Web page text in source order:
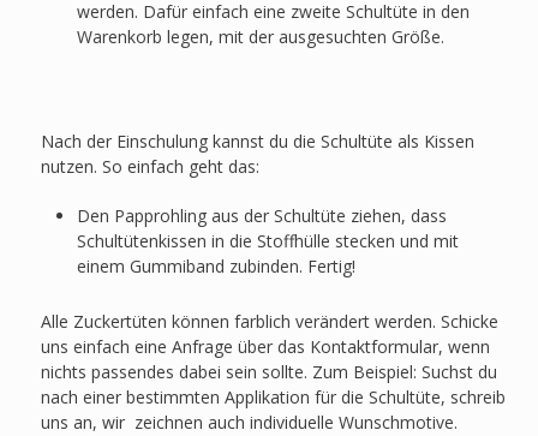
werden. Dafür einfach eine zweite Schultüte in den
Warenkorb legen, mit der ausgesuchten Größe.
Nach der Einschulung kannst du die Schultüte als Kissen
nutzen. So einfach geht das:
Den Papprohling aus der Schultüte ziehen, dass
Schultütenkissen in die Stoffhülle stecken und mit
einem Gummiband zubinden. Fertig!
Alle Zuckertüten können farblich verändert werden. Schicke
uns einfach eine Anfrage über das Kontaktformular, wenn
nichts passendes dabei sein sollte. Zum Beispiel: Suchst du
nach einer bestimmten Applikation für die Schultüte, schreib
uns an, wir zeichnen auch individuelle Wunschmotive.